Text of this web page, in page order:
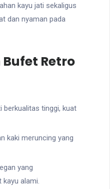
kayu jati sekaligus
dan nyaman pada
Retro
berkualitas tinggi, kuat
kaki meruncing yang
yang
alami.